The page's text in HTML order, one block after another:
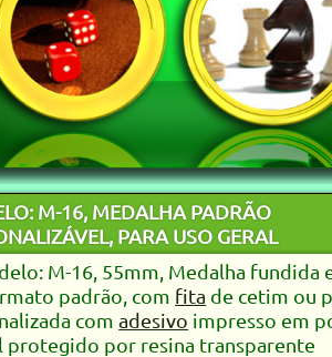
M-16, MEDALHA PADRÃO
PARA USO GERAL
M-16, 55mm, Medalha fundida
padrão, com fita de cetim ou
comadesivo impresso em
protegido por resina transparente